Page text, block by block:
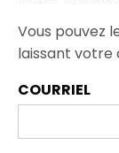
Vous pouvez
laissant votre
COURRIEL